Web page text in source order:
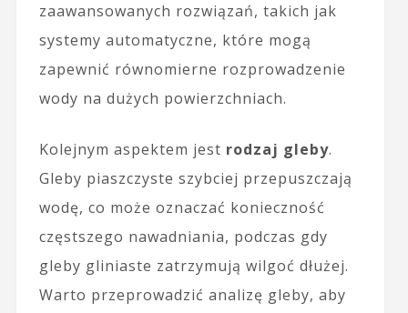
zaawansowanych rozwiązań, takich jak
systemy automatyczne, które mogą
zapewnić równomierne rozprowadzenie
wody na dużych powierzchniach.
Kolejnym aspektem jest rodzaj gleby.
Gleby piaszczyste szybciej przepuszczają
wodę, co może oznaczać konieczność
częstszego nawadniania, podczas gdy
gleby gliniaste zatrzymują wilgoć dłużej.
Warto przeprowadzić analizę gleby, aby